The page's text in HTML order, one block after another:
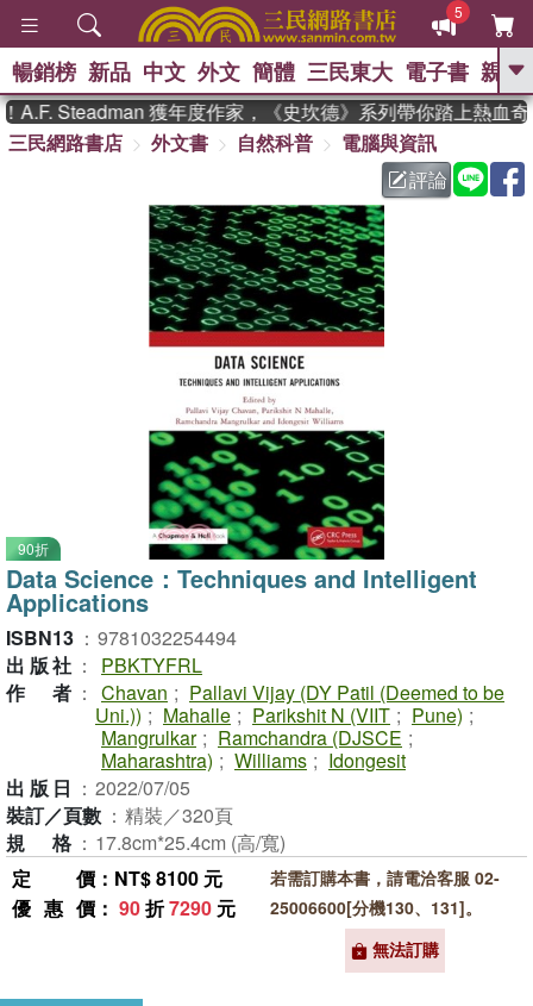
5
GO
熱搜： 東野圭吾 、 高希均教授回憶錄
父親節 、 如果歷
暑期推薦 、 國際布克
獎 臺灣漫遊錄 、 方念華
登輝時代 、 數學女孩：黎曼猜想
偉大的迷走神經
暢銷榜 新品 中文 外文 簡體 三民東大 電子書 親子
Steadman 獲年度作家，《史坎德》系列帶你踏上熱血奇
三民網路書店
外文書 自然科普
電腦與資訊
評論
90折
Data Science：Techniques and Intelligent
Applications
ISBN13 ： 9781032254494
出版社 ：
PBKTYFRL
作者 ： Chavan ; Pallavi Vijay (DY Patil (Deemed to be
Uni.)) ; Mahalle ; Parikshit N (VIIT ; Pune) ;
Mangrulkar ; Ramchandra (DJSCE ;
Maharashtra) ; Williams ; Idongesit
出版日 ： 2022/07/05
裝訂／頁數 ： 精裝／320頁
規格 ： 17.8cm*25.4cm (高/寬)
定價 ：NT$ 8100 元
優惠價 ： 90折7290 元
若需訂購本書，請電洽客服 02-
25006600[分機130、131]。
無法訂購